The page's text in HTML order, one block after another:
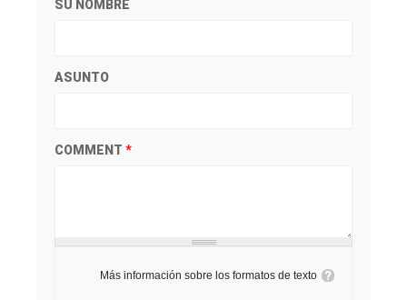
SU NOMBRE
ASUNTO
COMMENT *
Más información sobre los formatos de texto